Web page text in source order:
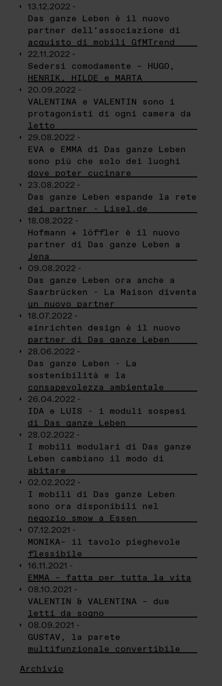
13.12.2022 -
Das ganze Leben è il nuovo
partner dell’associazione di
acquisto di mobili GfMTrend
22.11.2022 -
Sedersi comodamente – HUGO,
HENRIK, HILDE e MARTA
20.09.2022 -
VALENTINA e VALENTIN sono i
protagonisti di ogni camera da
letto
29.08.2022 -
EVA e EMMA di Das ganze Leben
sono più che solo dei luoghi
dove poter cucinare
23.08.2022 -
Das ganze Leben espande la rete
dei partner - Lisel.de
18.08.2022 -
Hofmann + löffler è il nuovo
partner di Das ganze Leben a
Jena
09.08.2022 -
Das ganze Leben ora anche a
Saarbrücken - La Maison diventa
un nuovo partner
18.07.2022 -
einrichten design è il nuovo
partner di Das ganze Leben
28.06.2022 -
Das ganze Leben - La
sostenibilità e la
consapevolezza ambientale
26.04.2022 -
IDA e LUIS - i moduli sospesi
di Das ganze Leben
28.02.2022 -
I mobili modulari di Das ganze
Leben cambiano il modo di
abitare
02.02.2022 -
I mobili di Das ganze Leben
sono ora disponibili nel
negozio smow a Essen
07.12.2021 -
MONIKA– il tavolo pieghevole
flessibile
16.11.2021 -
EMMA – fatta per tutta la vita
08.10.2021 -
VALENTIN & VALENTINA – due
letti da sogno
08.09.2021 -
GUSTAV, la parete
multifunzionale convertibile
Archivio